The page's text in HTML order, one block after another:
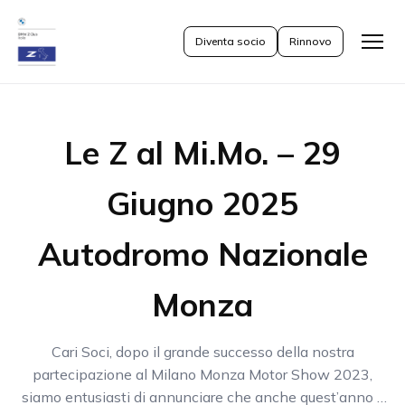
Apri
Diventa socio Rinnovo
Le Z al Mi.Mo. – 29
Giugno 2025
Autodromo Nazionale
Monza
Cari Soci, dopo il grande successo della nostra
partecipazione al Milano Monza Motor Show 2023,
siamo entusiasti di annunciare che anche quest’anno il